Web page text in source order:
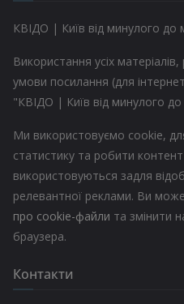
КВІДО | Київ від минулого до
Використання усіх
умови посилання (для
"КВІДО | Київ від минулого
Ми використовуємо cookie,
статистику та робити
використовуються задля
релевантної реклами. Ви
про cookie-файли та змінити
браузера.
Контакти